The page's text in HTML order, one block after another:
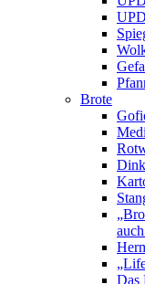
Brote
Das